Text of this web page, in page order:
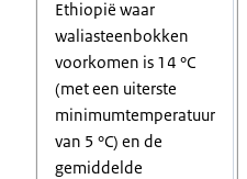
Ethiopië waar
waliasteenbokken
voorkomen is 14 °C
(met een uiterste
minimumtemperatuur
van 5 °C) en de
gemiddelde